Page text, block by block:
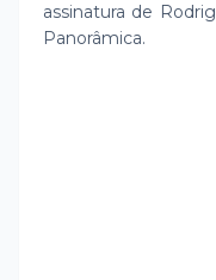
assinatura de
Panorâmica.